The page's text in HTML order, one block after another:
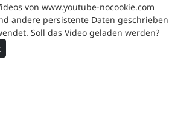
von www.youtube-nocookie.com
andere persistente Daten geschrieben
Soll das Video geladen werden?